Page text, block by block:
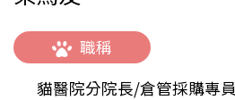
職稱
貓醫院分院長/倉管採購專員